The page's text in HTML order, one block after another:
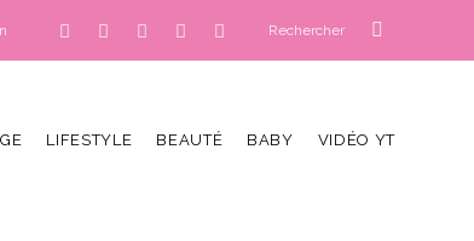
LIFESTYLE BEAUTÉ BABY VIDÉO YT